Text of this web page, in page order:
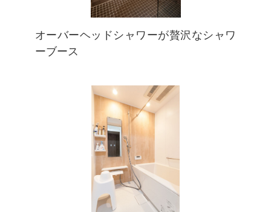
オーバーヘッドシャワーが贅沢なシャワ
ーブース